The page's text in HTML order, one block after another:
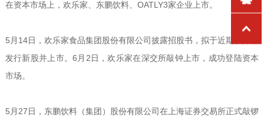
在资本市场上，欢乐家、东鹏饮料、OATLY3家企业上市。
5月14日，欢乐家食品集团股份有限公司披露招股书，拟于近期在深市
发行新股并上市。6月2日，欢乐家在深交所敲钟上市，成功登陆资本
市场。
5月27日，东鹏饮料（集团）股份有限公司在上海证券交易所正式敲锣